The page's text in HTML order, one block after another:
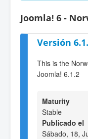
Joomla! 6 -
Versión
This is the
Joomla! 6.1.2
Maturity
Stable
Publicado el
Sábado, 18,